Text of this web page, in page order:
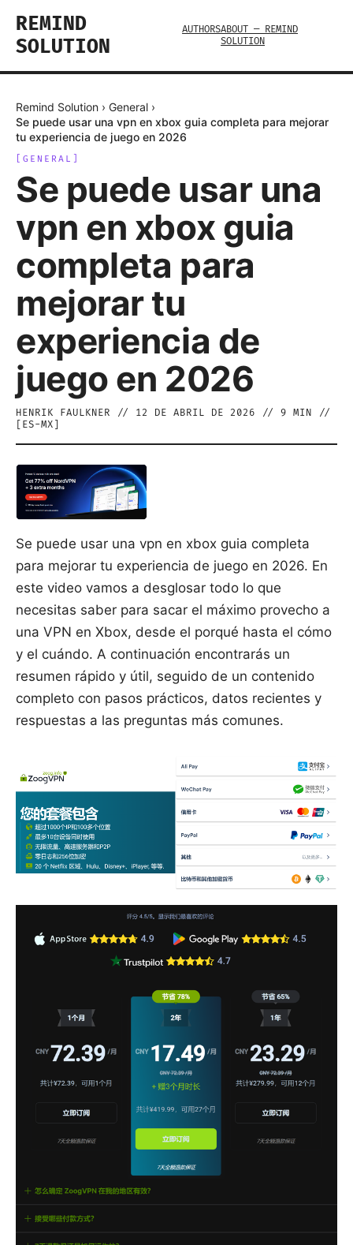
REMIND
SOLUTION
AUTHORSABOUT — REMIND
SOLUTION
Remind Solution › General ›
Se puede usar una vpn en xbox guia completa para mejorar
tu experiencia de juego en 2026
GENERAL
Se puede usar una
vpn en xbox guia
completa para
mejorar tu
experiencia de
juego en 2026
HENRIK FAULKNER // 12 DE ABRIL DE 2026 // 9 MIN //
ES-MX
Se puede usar una vpn en xbox guia completa
para mejorar tu experiencia de juego en 2026. En
este video vamos a desglosar todo lo que
necesitas saber para sacar el máximo provecho a
una VPN en Xbox, desde el porqué hasta el cómo
y el cuándo. A continuación encontrarás un
resumen rápido y útil, seguido de un contenido
completo con pasos prácticos, datos recientes y
respuestas a las preguntas más comunes.